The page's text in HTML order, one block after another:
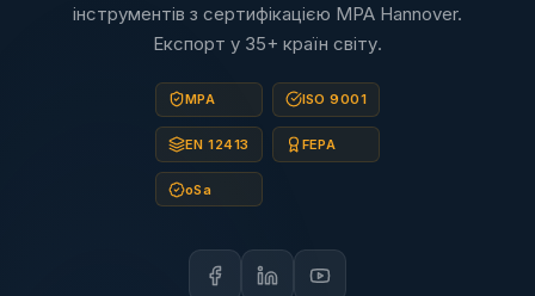
інструментів з сертифікацією MPA Hannover.
Експорт у 35+ країн світу.
MPA ISO 9001
EN 12413 FEPA
oSa